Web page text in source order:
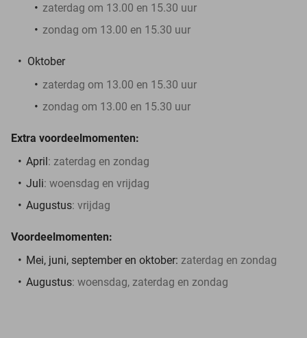
zaterdag om 13.00 en 15.30 uur
zondag om 13.00 en 15.30 uur
Oktober
zaterdag om 13.00 en 15.30 uur
zondag om 13.00 en 15.30 uur
Extra voordeelmomenten:
April: zaterdag en zondag
Juli: woensdag en vrijdag
Augustus: vrijdag
Voordeelmomenten:
Mei, juni, september en oktober: zaterdag en zondag
Augustus: woensdag, zaterdag en zondag